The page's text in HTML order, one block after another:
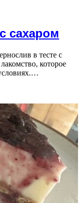
сахаром
в тесте с
которое